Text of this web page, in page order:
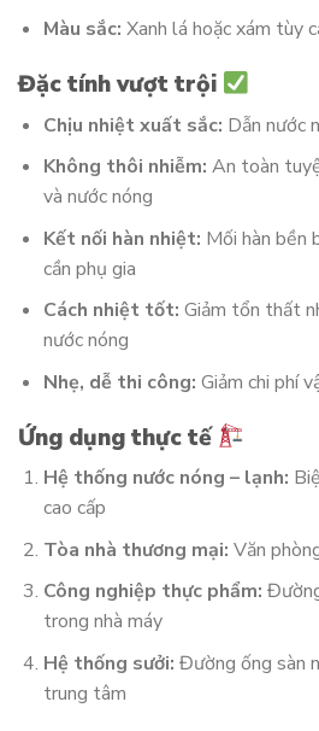
Màu sắc: Xanh lá hoặc xám tùy
Đặc tính vượt trội
Chịu nhiệt xuất sắc: Dẫn nước
Không thôi nhiễm: An toàn
và nước nóng
Kết nối hàn nhiệt: Mối hàn bền
cần phụ gia
Cách nhiệt tốt: Giảm tổn thất
nước nóng
Nhẹ, dễ thi công: Giảm chi phí
Ứng dụng thực tế
Hệ thống nước nóng – lạnh:
cao cấp
Tòa nhà thương mại: Văn
Công nghiệp thực phẩm:
trong nhà máy
Hệ thống sưởi: Đường ống sàn
trung tâm